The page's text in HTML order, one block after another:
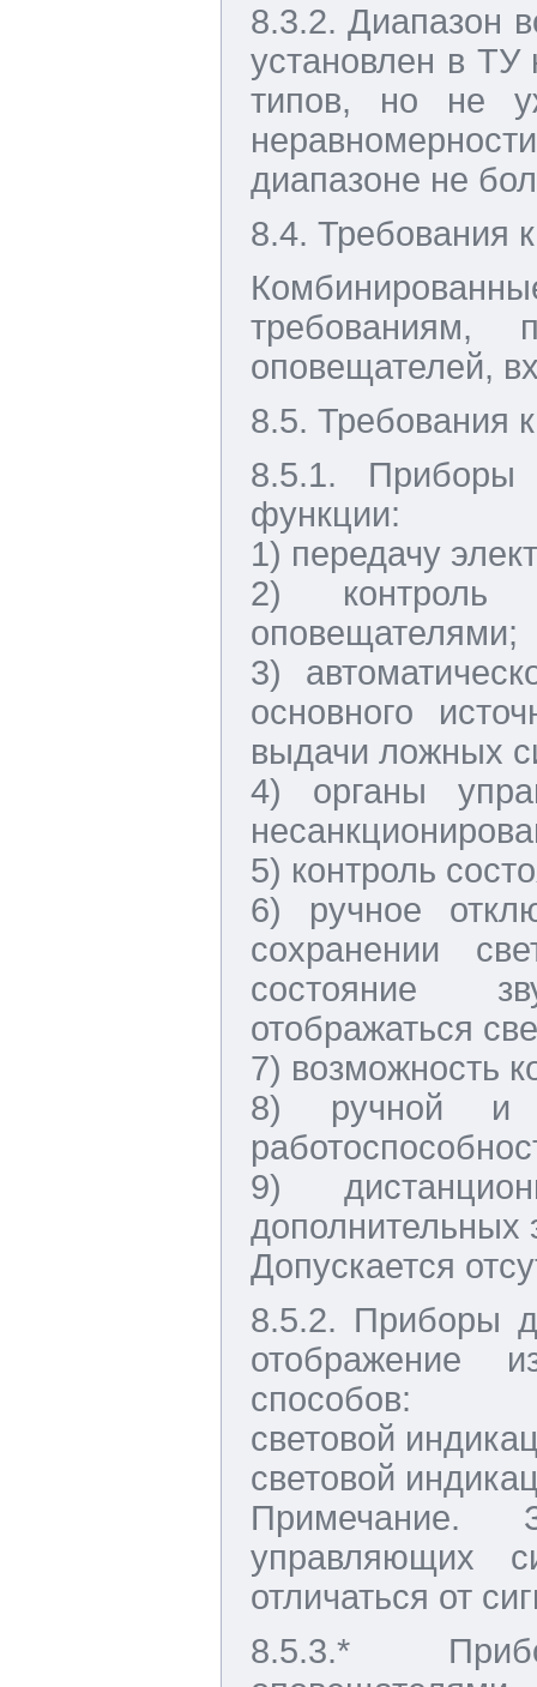
8.3.2. Диапазон
установлен в ТУ
типов, но не
диапазоне не
8.4. Требования
требованиям,
оповещателей,
8.5. Требования
8.5.1. Приборы
функции:
1) передачу
2) контроль
оповещателями;
3)
основного
выдачи ложных
4) органы
5) контроль
6) ручное
сохранении
состояние
отображаться
7) возможность
8) ручной и
9)
дополнительных
Допускается
8.5.2. Приборы
отображение
способов:
световой
световой
Примечание.
управляющих
отличаться от
8.5.3.*